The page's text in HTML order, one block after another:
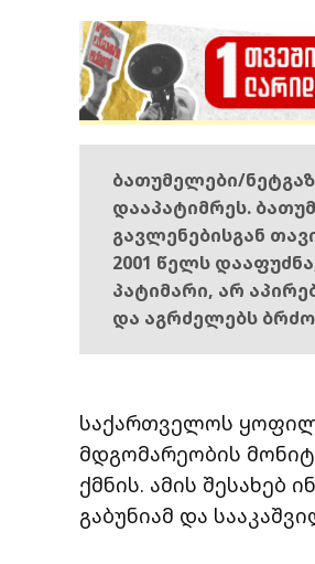
ბათუმელები/
დააპატიმრეს.
გავლენებისგან
2001 წელს
პატიმარი, არ
და აგრძელებს
საქართველოს
მდგომარეობის
ქმნის. ამის შესახებ
გაბუნიამ და